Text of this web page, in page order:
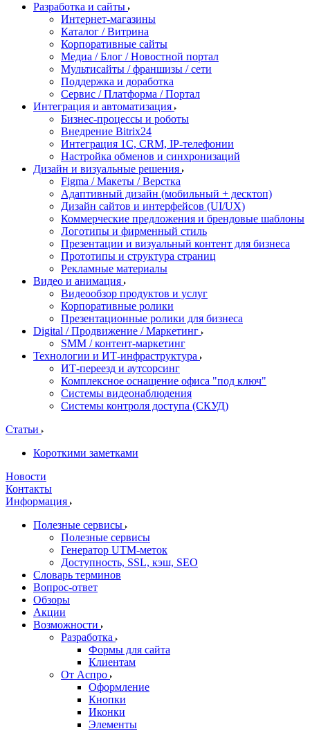
Разработка и сайты
Интернет-магазины
Каталог / Витрина
Корпоративные сайты
Медиа / Блог / Новостной портал
Мультисайты / франшизы / сети
Поддержка и доработка
Сервис / Платформа / Портал
Интеграция и автоматизация
Бизнес-процессы и роботы
Внедрение Bitrix24
Интеграция 1С, CRM, IP-телефонии
Настройка обменов и синхронизаций
Дизайн и визуальные решения
Figma / Макеты / Верстка
Адаптивный дизайн (мобильный + десктоп)
Дизайн сайтов и интерфейсов (UI/UX)
Коммерческие предложения и брендовые шаблоны
Логотипы и фирменный стиль
Презентации и визуальный контент для бизнеса
Прототипы и структура страниц
Рекламные материалы
Видео и анимация
Видеообзор продуктов и услуг
Корпоративные ролики
Презентационные ролики для бизнеса
Digital / Продвижение / Маркетинг
SMM / контент-маркетинг
Технологии и ИТ-инфраструктура
ИТ-переезд и аутсорсинг
Комплексное оснащение офиса "под ключ"
Системы видеонаблюдения
Системы контроля доступа (СКУД)
Статьи
Короткими заметками
Новости
Контакты
Информация
Полезные сервисы
Полезные сервисы
Генератор UTM‑меток
Доступность, SSL, кэш, SEO
Словарь терминов
Вопрос-ответ
Обзоры
Акции
Возможности
Разработка
Формы для сайта
Клиентам
От Аспро
Оформление
Кнопки
Иконки
Элементы